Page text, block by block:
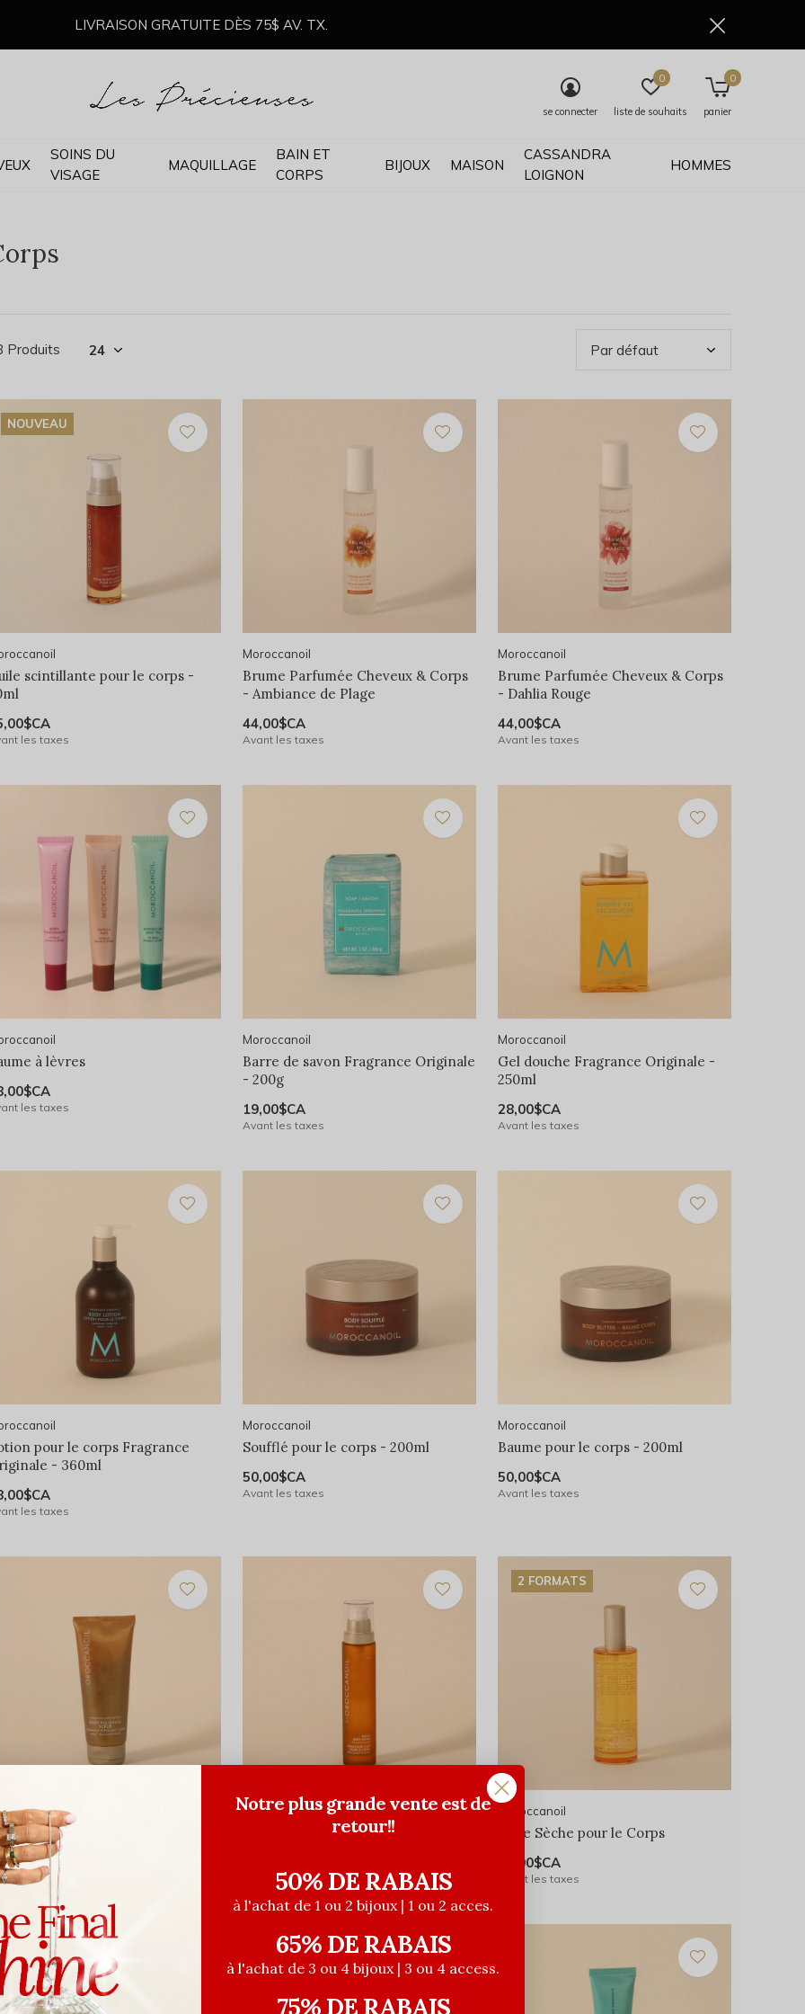
SOINS DU
VISAGE
MAQUILLAGE
BAIN ET
CORPS
BIJOUX MAISON
CASSANDRA
LOIGNON
HOMMES
se connecter liste de souhaits
0
panier
0
LIVRAISON GRATUITE DÈS 75$ AV. TX.
Produits
NOUVEAU
scintillante pour le corps -
les taxes
Moroccanoil
Brume Parfumée Cheveux & Corps
- Ambiance de Plage
44,00$CA
Avant les taxes
Moroccanoil
Brume Parfumée Cheveux & Corps
- Dahlia Rouge
44,00$CA
Avant les taxes
à lèvres
les taxes
Moroccanoil
Barre de savon Fragrance Originale
- 200g
19,00$CA
Avant les taxes
Moroccanoil
Gel douche Fragrance Originale -
250ml
28,00$CA
Avant les taxes
pour le corps Fragrance
- 360ml
les taxes
Moroccanoil
Soufflé pour le corps - 200ml
50,00$CA
Avant les taxes
Moroccanoil
Baume pour le corps - 200ml
50,00$CA
Avant les taxes
exfoliant pour le corps
les taxes
Moroccanoil
Concentré de nuit pour le corps
Avant les taxes
2 FORMATS
Moroccanoil
Huile Sèche pour le Corps
65,00$CA
Avant les taxes
Notre plus grande vente est de
retour!!
50% DE RABAIS
à l'achat de 1 ou 2 bijoux | 1 ou 2 acces.
65% DE RABAIS
à l'achat de 3 ou 4 bijoux | 3 ou 4 access.
75% DE RABAIS